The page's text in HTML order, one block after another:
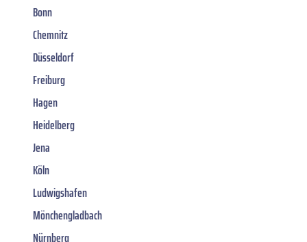
Bonn
Chemnitz
Düsseldorf
Freiburg
Hagen
Heidelberg
Jena
Köln
Ludwigshafen
Mönchengladbach
Nürnberg